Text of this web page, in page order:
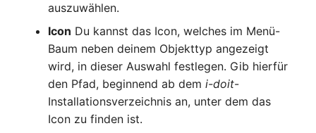
Softwarezuweisung
Soundkarte
auszuwählen.
Icon Du kannst das Icon, welches im Menü-
Baum neben deinem Objekttyp angezeigt
wird, in dieser Auswahl festlegen. Gib hierfür
den Pfad, beginnend ab demi-doit-
Installationsverzeichnis an, unter dem das
Icon zu finden ist.